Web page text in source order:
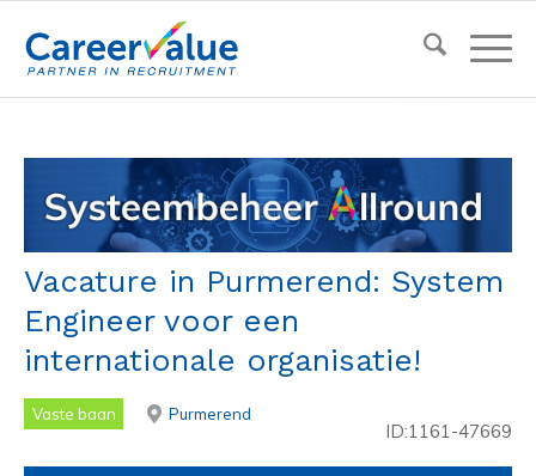
Vacature in Purmerend: System
Engineer voor een
internationale organisatie!
Vaste baan Purmerend
ID:1161-47669